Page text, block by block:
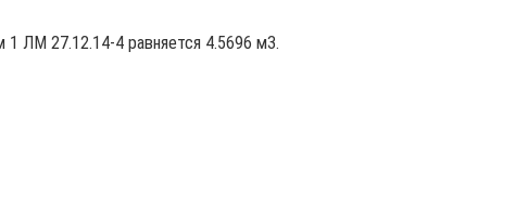
1 ЛМ 27.12.14-4 равняется 4.5696 м3.